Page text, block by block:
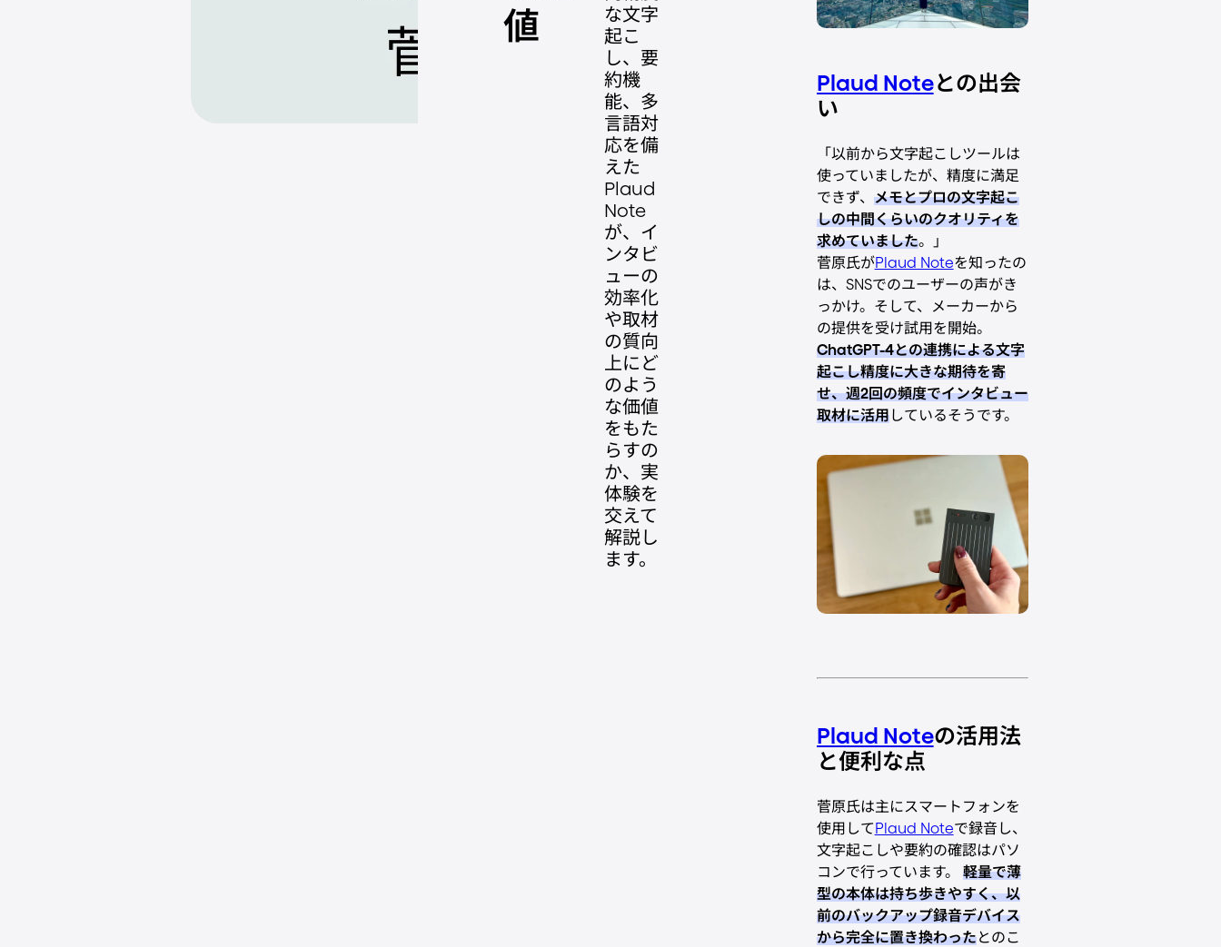
値
な文字
起こ
し、要
約機
能、多
言語対
応を備
えた
Plaud
Note
が、イ
ンタビ
ューの
効率化
や取材
の質向
上にど
のよう
な価値
をもた
らすの
か、実
体験を
交えて
解説し
ます。
Plaud Noteとの出会
い
「以前から文字起こしツールは
使っていましたが、精度に満足
できず、 メモとプロの文字起こ
しの中間くらいのクオリティを
求めていました。」
菅原氏がPlaud Noteを知ったの
は、SNSでのユーザーの声がき
っかけ。そして、メーカーから
の提供を受け試用を開始。
ChatGPT-4との連携による文字
起こし精度に大きな期待を寄
せ、週2回の頻度でインタビュー
取材に活用しているそうです。
Plaud Noteの活用法
と便利な点
菅原氏は主にスマートフォンを
使用してPlaud Noteで録音し、
文字起こしや要約の確認はパソ
コンで行っています。 軽量で薄
型の本体は持ち歩きやすく、以
前のバックアップ録音デバイス
から完全に置き換わったとのこ